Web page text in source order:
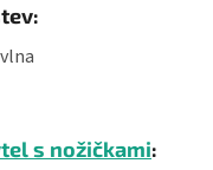
s nožičkami: